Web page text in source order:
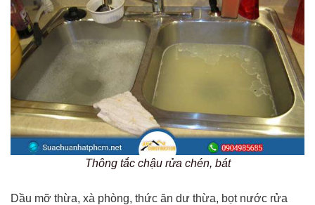
Thông tắc chậu rửa chén, bát
Dầu mỡ thừa, xà phòng, thức ăn dư thừa, bọt nước rửa